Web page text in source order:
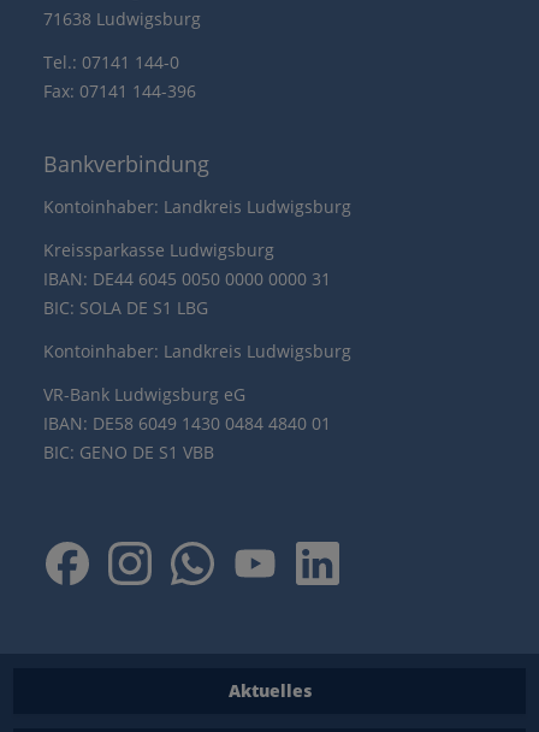
71638 Ludwigsburg
Tel.: 07141 144-0
Fax: 07141 144-396
Bankverbindung
Kontoinhaber: Landkreis Ludwigsburg
Kreissparkasse Ludwigsburg
IBAN: DE44 6045 0050 0000 0000 31
BIC: SOLA DE S1 LBG
Kontoinhaber: Landkreis Ludwigsburg
VR-Bank Ludwigsburg eG
IBAN: DE58 6049 1430 0484 4840 01
BIC: GENO DE S1 VBB
Aktuelles